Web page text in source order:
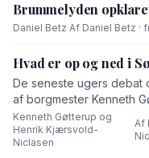
Brummelyden
Daniel Betz·Af Daniel Betz ·
Hvad er op og ned i
De seneste ugers debat
af borgmester Kenneth
Henrik Kjærsvold-Niclasen.
Kenneth Gøtterup og
Henrik Kjærsvold-
Niclasen
·
Af